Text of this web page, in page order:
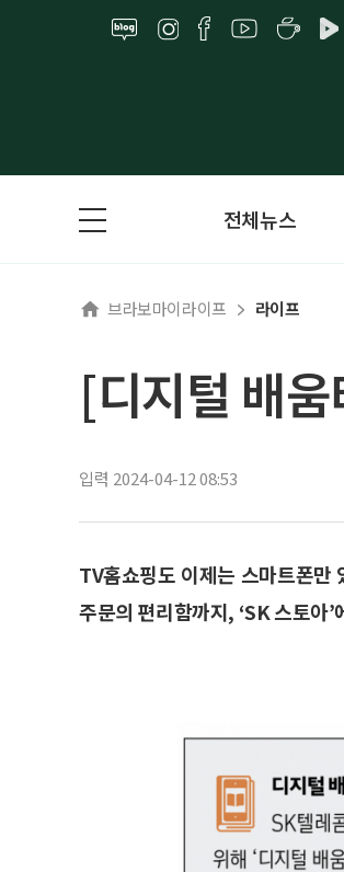
전체뉴스
브라보마이라이프 라이프
[디지털 배
입력 2024-04-12 08:53
TV홈쇼핑도 이제는 스마트폰만
주문의 편리함까지, ‘SK 스토아’